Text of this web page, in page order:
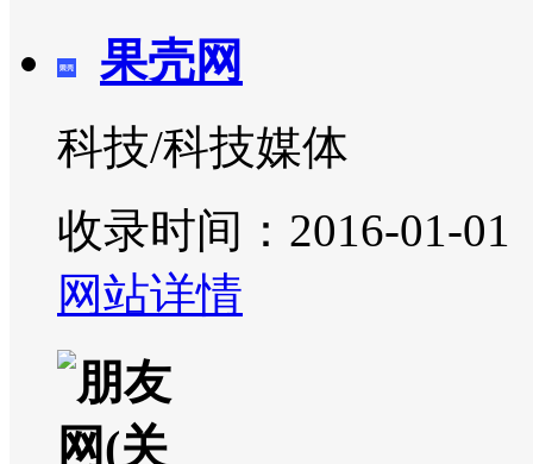
果壳网
科技/科技媒体
收录时间：2016-01-01
网站详情